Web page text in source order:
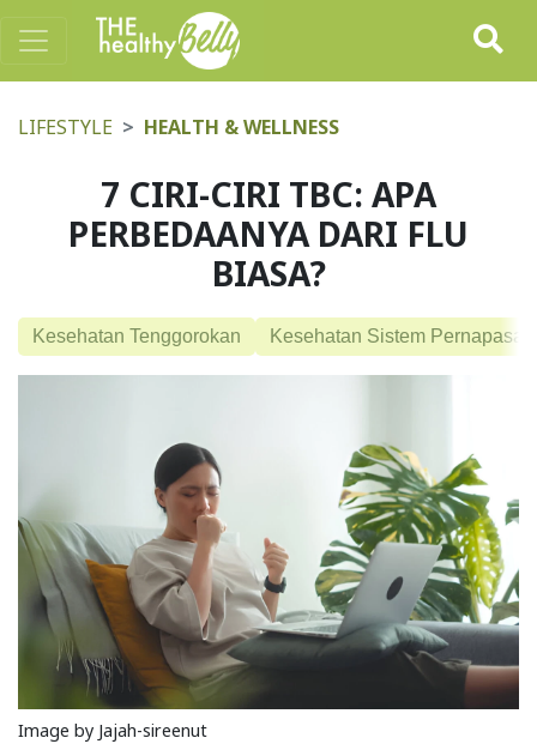
LIFESTYLE HEALTH & WELLNESS
7 CIRI-CIRI TBC: APA
PERBEDAANYA DARI FLU
BIASA?
Kesehatan Tenggorokan Kesehatan Sistem Pernapasan
Image by Jajah-sireenut